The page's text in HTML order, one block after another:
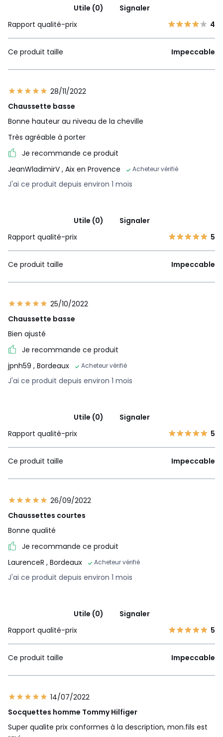
Utile (0)
Signaler
Rapport qualité-prix
4
Ce produit taille Impeccable
28/11/2022
Chaussette basse
Bonne hauteur au niveau de la cheville
Très agréable à porter
Je recommande ce produit
JeanWladimirV , Aix en Provence Acheteur vérifié
J'ai ce produit depuis environ 1 mois
Utile (0)
Signaler
Rapport qualité-prix
5
Ce produit taille Impeccable
25/10/2022
Chaussette basse
Bien ajusté
Je recommande ce produit
jpnh59 , Bordeaux Acheteur vérifié
J'ai ce produit depuis environ 1 mois
Utile (0)
Signaler
Rapport qualité-prix
5
Ce produit taille Impeccable
26/09/2022
Chaussettes courtes
Bonne qualité
Je recommande ce produit
LaurenceR , Bordeaux Acheteur vérifié
J'ai ce produit depuis environ 1 mois
Utile (0)
Signaler
Rapport qualité-prix
5
Ce produit taille Impeccable
14/07/2022
Socquettes homme Tommy Hilfiger
Super qualite prix conformes à la description, mon.fils est